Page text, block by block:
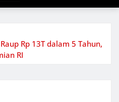
Rp 13T dalam 5 Tahun,
RI